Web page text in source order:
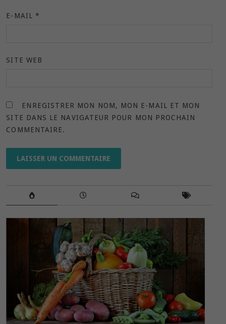
E-MAIL *
SITE WEB
ENREGISTRER MON NOM, MON E-MAIL ET MON
SITE DANS LE NAVIGATEUR POUR MON PROCHAIN
COMMENTAIRE.